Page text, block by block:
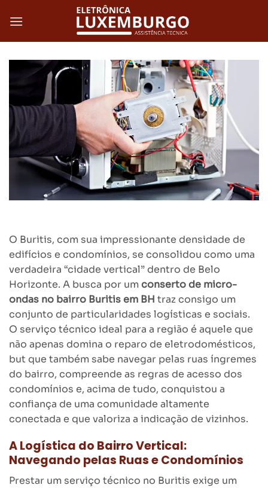
O Buritis, com sua impressionante densidade de
edifícios e condomínios, se consolidou como uma
verdadeira “cidade vertical” dentro de Belo
Horizonte. A busca por umconserto de micro-
ondas no bairro Buritis em BH traz consigo um
conjunto de particularidades logísticas e sociais.
O serviço técnico ideal para a região é aquele que
não apenas domina o reparo de eletrodomésticos,
but que também sabe navegar pelas ruas íngremes
do bairro, compreende as regras de acesso dos
condomínios e, acima de tudo, conquistou a
confiança de uma comunidade altamente
conectada e que valoriza a indicação de vizinhos.
A Logística do Bairro Vertical:
Navegando pelas Ruas e Condomínios
Prestar um serviço técnico no Buritis exige um